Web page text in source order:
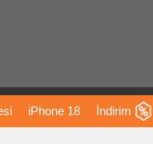
iPhone 18 İndirim